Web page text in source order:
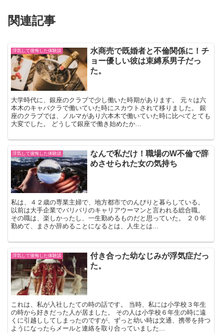
関連記事
浮気して後悔した体験談
水商売で既婚者と不倫関係に！チ
ョー優しい彼は束縛系男子だっ
た。
大学時代に、銀座のクラブで少し働いた時期があります。 元々は六
本木のキャバクラで働いていた時にスカウトされて移りました。 銀
座のクラブでは、ノルマがあり六本木で働いていた時に比べてとても
大変でした。 どうして銀座で働き始めたか...
浮気して後悔した体験談
なんで私だけ！職場のW不倫で辞
めさせられた女の気持ち
私は、４２歳の専業主婦で、地方都市でのんびりと暮らしている。
以前は大手企業でバリバリのキャリアウーマンと言われる総合職。
その職は、楽しかったし、一生勤めるものだと思っていた。 ２０年
勤めて、まさか辞めることになるとは、人生とは...
浮気して後悔した体験談
付き合った幼なじみが浮気症だっ
た。
これは、私が入社したての時の話です。 当時、私には小学校３年生
の時から好きだった人が居ました。 その人は小学校６年生の時に遠
くに引越ししてしまったのですが、ずっと幼い時は文通、携帯を持つ
ようになったらメールと連絡を取り合っていました...